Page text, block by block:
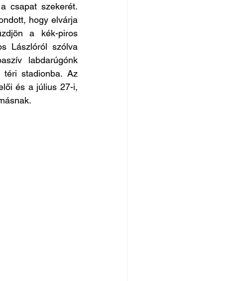
csapat szekerét.
hogy elvárja
a kék-piros
Lászlóról szólva
labdarúgónk
téri stadionba. Az
és a július 27-i,